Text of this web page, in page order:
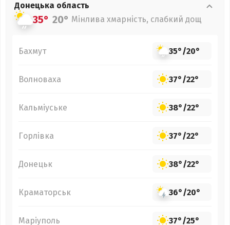
Донецька область
35° 20° Мінлива хмарність, слабкий дощ
Бахмут 35°/20°
Волноваха 37°/22°
Кальміуське 38°/22°
Горлівка 37°/22°
Донецьк 38°/22°
Краматорськ 36°/20°
Маріуполь 37°/25°